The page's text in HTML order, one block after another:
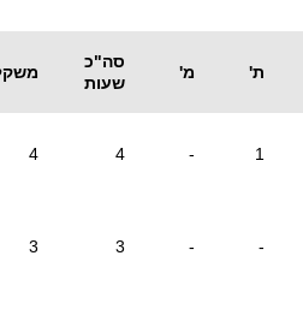
ת' מ'
סה"כ
שעות
1
-
4
4
-
-
3
3